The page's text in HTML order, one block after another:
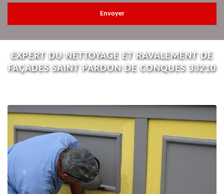
EXPERT DU NETTOYAGE ET RAVALEMENT DE
FAÇADES SAINT PARDON DE CONQUES 33210